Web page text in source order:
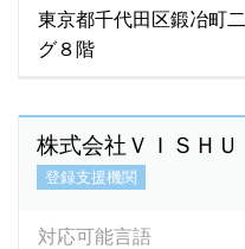
東京都千代田区鍛冶町
グ８階
株式会社ＶＩＳＨＵ
登録支援機関
対応可能言語